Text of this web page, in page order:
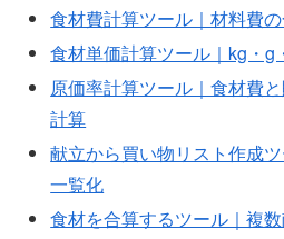
食材費計算ツール｜材料費
食材単価計算ツール｜kg・g
原価率計算ツール｜食材費
計算
献立から買い物リスト作成
一覧化
食材を合算するツール｜複